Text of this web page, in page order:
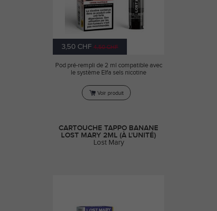
3,50 CHF 4,50 CHF
Pod pré-rempli de 2 ml compatible avec
le système Elfa sels nicotine
Voir produit
CARTOUCHE TAPPO BANANE
LOST MARY 2ML (À L'UNITÉ)
Lost Mary